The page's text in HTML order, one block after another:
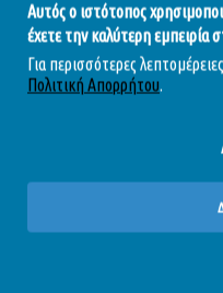
Αυτός ο ιστότοπος
έχετε την καλύτερη εμπειρία
Για περισσότερες
Πολιτική Απορρήτου.
Το περιεχόμενο του